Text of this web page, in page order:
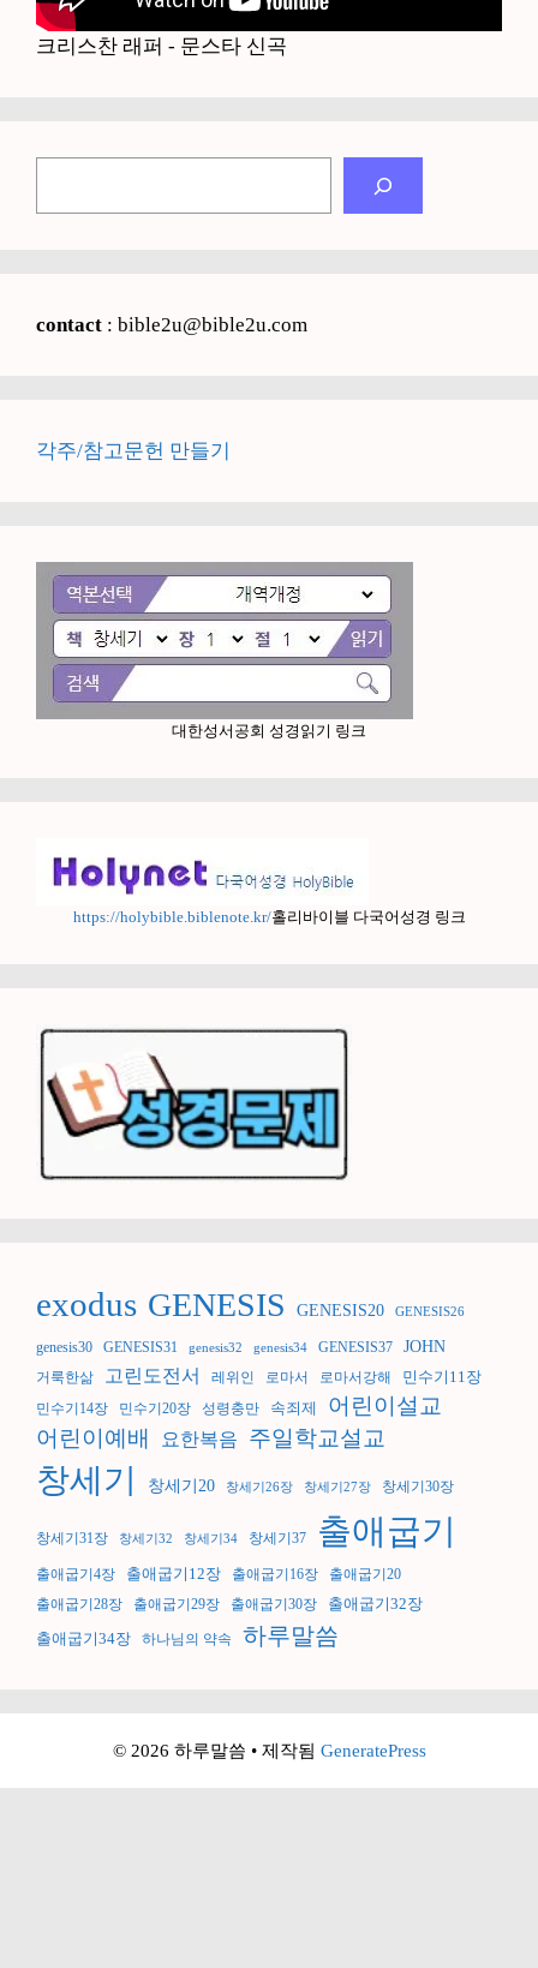
크리스찬 래퍼 - 문스타 신곡
contact : bible2u@bible2u.com
각주/참고문헌 만들기
대한성서공회 성경읽기 링크
https://holybible.biblenote.kr/홀리바이블 다국어성경 링크
exodus GENESIS GENESIS20 GENESIS26
genesis30 GENESIS31 genesis32 genesis34 GENESIS37 JOHN
거룩한삶 고린도전서 레위인 로마서 로마서강해 민수기11장
민수기14장 민수기20장 성령충만 속죄제
어린이설교
어린이예배
요한복음 주일학교설교
창세기 창세기20 창세기26장 창세기27장 창세기30장
창세기31장 창세기32 창세기34 창세기37 출애굽기
출애굽기4장 출애굽기12장 출애굽기16장
출애굽기20
출애굽기28장
출애굽기29장 출애굽기30장 출애굽기32장
출애굽기34장 하나님의 약속 하루말씀
© 2026 하루말씀 • 제작됨 GeneratePress